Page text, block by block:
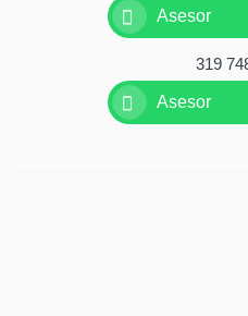
Asesor
319
Asesor